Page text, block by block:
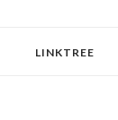
LINKTREE